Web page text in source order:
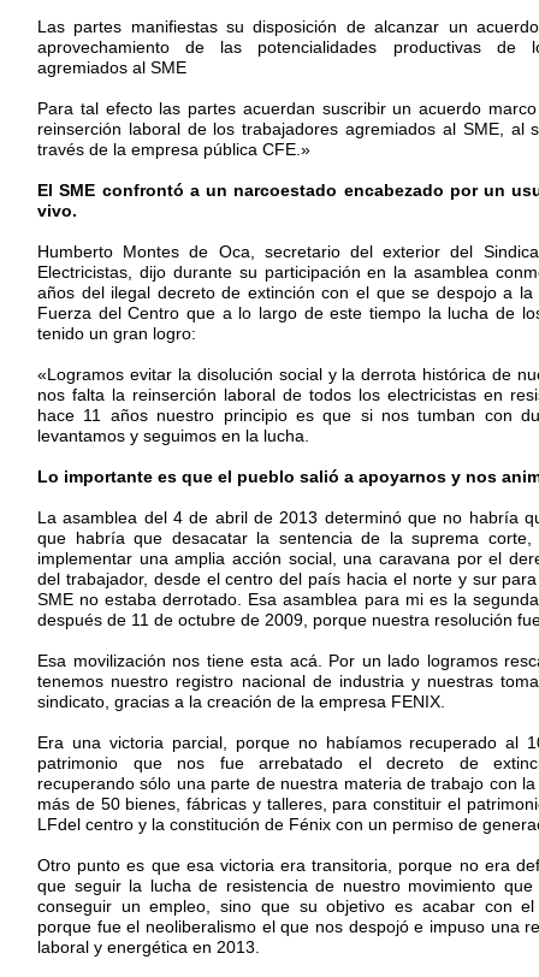
Las partes manifiestas su disposición de alcanzar un
aprovechamiento de las potencialidades productivas de
agremiados al SME
Para tal efecto las partes acuerdan suscribir un acuerdo
reinserción laboral de los trabajadores agremiados al SME, al
través de la empresa pública CFE.»
El SME confrontó a un narcoestado encabezado por un
vivo.
Humberto Montes de Oca, secretario del exterior del
Electricistas, dijo durante su participación en la asamblea
años del ilegal decreto de extinción con el que se despojo a
Fuerza del Centro que a lo largo de este tiempo la lucha de
tenido un gran logro:
«Logramos evitar la disolución social y la derrota histórica de
nos falta la reinserción laboral de todos los electricistas en
hace 11 años nuestro principio es que si nos tumban con
levantamos y seguimos en la lucha.
Lo importante es que el pueblo salió a apoyarnos y nos
La asamblea del 4 de abril de 2013 determinó que no habría
que habría que desacatar la sentencia de la suprema
implementar una amplia acción social, una caravana por el
del trabajador, desde el centro del país hacia el norte y sur
SME no estaba derrotado. Esa asamblea para mi es la
después de 11 de octubre de 2009, porque nuestra resolución
Esa movilización nos tiene esta acá. Por un lado logramos
tenemos nuestro registro nacional de industria y nuestras
sindicato, gracias a la creación de la empresa FENIX.
Era una victoria parcial, porque no habíamos recuperado al
patrimonio que nos fue arrebatado el decreto de
recuperando sólo una parte de nuestra materia de trabajo con
más de 50 bienes, fábricas y talleres, para constituir el
LFdel centro y la constitución de Fénix con un permiso de
Otro punto es que esa victoria era transitoria, porque no era
que seguir la lucha de resistencia de nuestro movimiento
conseguir un empleo, sino que su objetivo es acabar con el
porque fue el neoliberalismo el que nos despojó e impuso una
laboral y energética en 2013.